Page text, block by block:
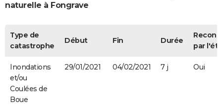
naturelle à Fongrave
Type de
catastrophe
Début Fin Durée
par
Inondations
et/ou
Coulées de
Boue
29/01/2021 04/02/2021 7 j Oui